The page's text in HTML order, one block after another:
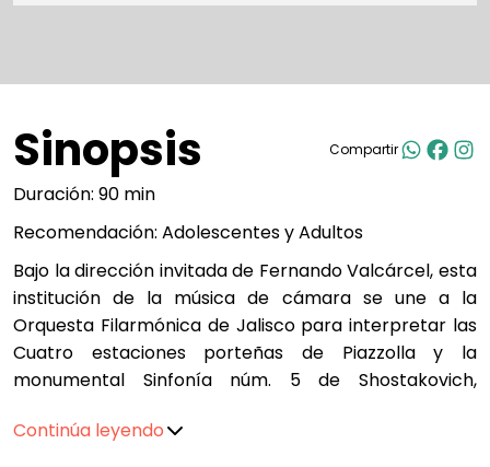
Sinopsis Compartir
Duración: 90 min
Recomendación: Adolescentes y Adultos
Bajo la dirección invitada de Fernando Valcárcel, esta
institución de la música de cámara se une a la
Orquesta Filarmónica de Jalisco para interpretar las
Cuatro estaciones porteñas de Piazzolla y la
monumental Sinfonía núm. 5 de Shostakovich,
agrupación y un momento significativo para la
Continúa leyendo